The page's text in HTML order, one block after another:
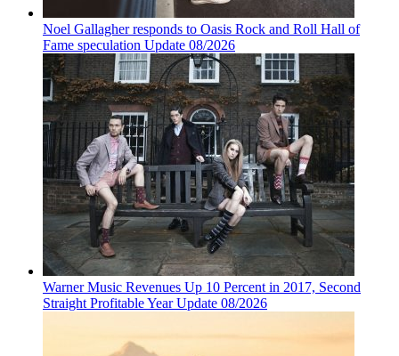
Noel Gallagher responds to Oasis Rock and Roll Hall of
Fame speculation Update 08/2026
Warner Music Revenues Up 10 Percent in 2017, Second
Straight Profitable Year Update 08/2026